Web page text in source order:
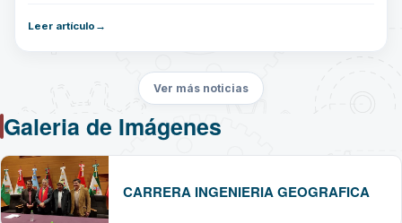
Leer artículo
Ver más noticias
Galeria de Imágenes
CARRERA INGENIERIA GEOGRAFICA